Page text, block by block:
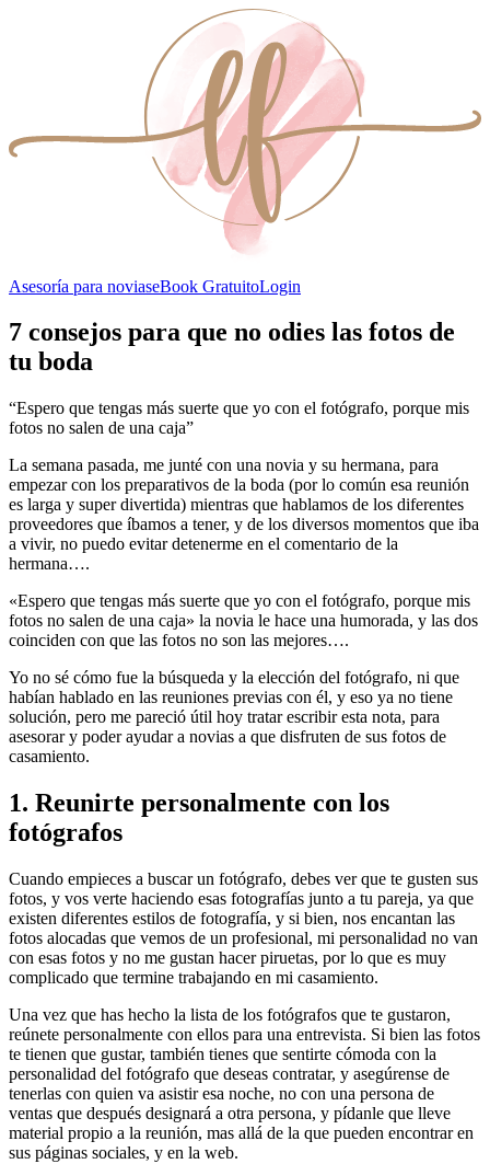
Asesoría para noviaseBook GratuitoLogin
7 consejos para que no odies las fotos de
tu boda
“Espero que tengas más suerte que yo con el fotógrafo, porque mis
fotos no salen de una caja”
La semana pasada, me junté con una novia y su hermana, para
empezar con los preparativos de la boda (por lo común esa reunión
es larga y super divertida) mientras que hablamos de los diferentes
proveedores que íbamos a tener, y de los diversos momentos que iba
a vivir, no puedo evitar detenerme en el comentario de la
hermana….
«Espero que tengas más suerte que yo con el fotógrafo, porque mis
fotos no salen de una caja» la novia le hace una humorada, y las dos
coinciden con que las fotos no son las mejores….
Yo no sé cómo fue la búsqueda y la elección del fotógrafo, ni que
habían hablado en las reuniones previas con él, y eso ya no tiene
solución, pero me pareció útil hoy tratar escribir esta nota, para
asesorar y poder ayudar a novias a que disfruten de sus fotos de
casamiento.
1. Reunirte personalmente con los
fotógrafos
Cuando empieces a buscar un fotógrafo, debes ver que te gusten sus
fotos, y vos verte haciendo esas fotografías junto a tu pareja, ya que
existen diferentes estilos de fotografía, y si bien, nos encantan las
fotos alocadas que vemos de un profesional, mi personalidad no van
con esas fotos y no me gustan hacer piruetas, por lo que es muy
complicado que termine trabajando en mi casamiento.
Una vez que has hecho la lista de los fotógrafos que te gustaron,
reúnete personalmente con ellos para una entrevista. Si bien las fotos
te tienen que gustar, también tienes que sentirte cómoda con la
personalidad del fotógrafo que deseas contratar, y asegúrense de
tenerlas con quien va asistir esa noche, no con una persona de
ventas que después designará a otra persona, y pídanle que lleve
material propio a la reunión, mas allá de la que pueden encontrar en
sus páginas sociales, y en la web.